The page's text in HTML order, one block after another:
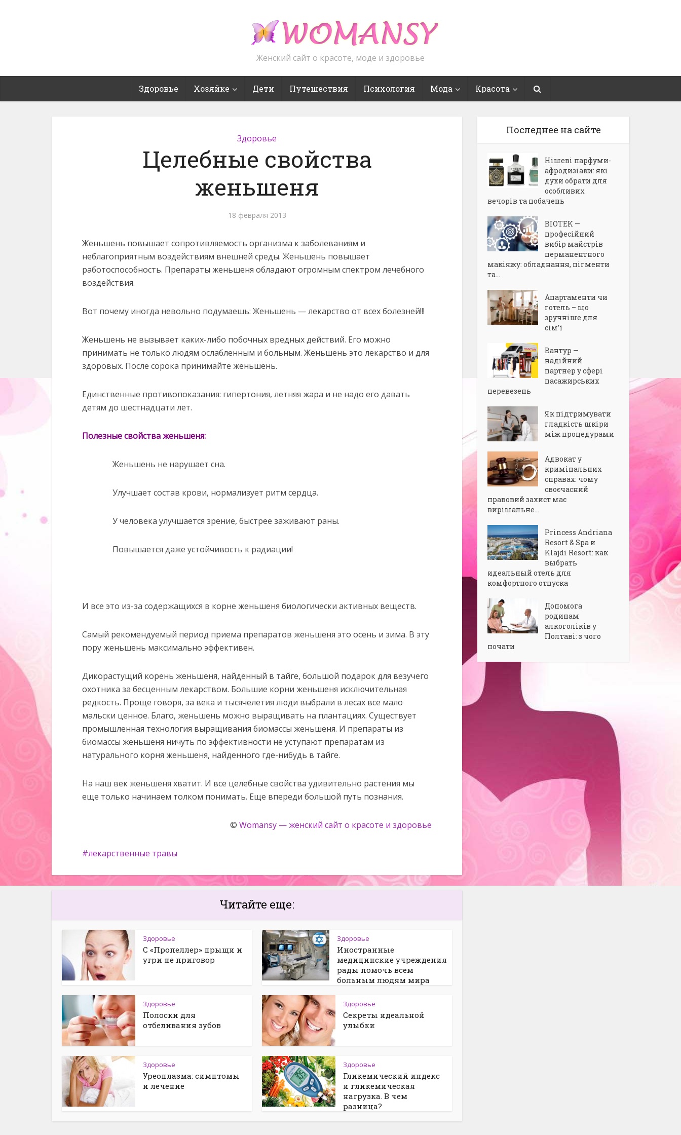
Женский сайт о красоте, моде и здоровье
Здоровье Хозяйке Дети Путешествия Психология Мода Красота
Здоровье
Целебные свойства
женьшеня
18 февраля 2013
Женьшень повышает сопротивляемость организма к заболеваниям и
неблагоприятным воздействиям внешней среды. Женьшень повышает
работоспособность. Препараты женьшеня обладают огромным спектром лечебного
воздействия.
Вот почему иногда невольно подумаешь: Женьшень — лекарство от всех болезней!!!
Женьшень не вызывает каких-либо побочных вредных действий. Его можно
принимать не только людям ослабленным и больным. Женьшень это лекарство и для
здоровых. После сорока принимайте женьшень.
Единственные противопоказания: гипертония, летняя жара и не надо его давать
детям до шестнадцати лет.
Полезные свойства женьшеня:
Женьшень не нарушает сна.
Улучшает состав крови, нормализует ритм сердца.
У человека улучшается зрение, быстрее заживают раны.
Повышается даже устойчивость к радиации!
И все это из-за содержащихся в корне женьшеня биологически активных веществ.
Самый рекомендуемый период приема препаратов женьшеня это осень и зима. В эту
пору женьшень максимально эффективен.
Дикорастущий корень женьшеня, найденный в тайге, большой подарок для везучего
охотника за бесценным лекарством. Большие корни женьшеня исключительная
редкость. Проще говоря, за века и тысячелетия люди выбрали в лесах все мало
мальски ценное. Благо, женьшень можно выращивать на плантациях. Существует
промышленная технология выращивания биомассы женьшеня. И препараты из
биомассы женьшеня ничуть по эффективности не уступают препаратам из
натурального корня женьшеня, найденного где-нибудь в тайге.
На наш век женьшеня хватит. И все целебные свойства удивительно растения мы
еще только начинаем толком понимать. Еще впереди большой путь познания.
© Womansy — женский сайт о красоте и здоровье
лекарственные травы
Читайте еще:
Здоровье
С «Пропеллер» прыщи и
угри не приговор
Здоровье
Иностранные
медицинские учреждения
рады помочь всем
больным людям мира
Здоровье
Полоски для
отбеливания зубов
Здоровье
Секреты идеальной
улыбки
Здоровье
Уреоплазма: симптомы
и лечение
Здоровье
Гликемический индекс
и гликемическая
нагрузка. В чем
разница?
Последнее на сайте
Нішеві парфуми-
афродизіаки: які
духи обрати для
особливих
вечорів та побачень
BIOTEK —
професійний
вибір майстрів
перманентного
макіяжу: обладнання, пігменти
та...
Апартаменти чи
готель – що
зручніше для
сім’ї
Вантур —
надійний
партнер у сфері
пасажирських
перевезень
Як підтримувати
гладкість шкіри
між процедурами
Адвокат у
кримінальних
справах: чому
своєчасний
правовий захист має
вирішальне...
Princess Andriana
Resort & Spa и
Klajdi Resort: как
выбрать
идеальный отель для
комфортного отпуска
Допомога
родинам
алкоголіків у
Полтаві: з чого
почати